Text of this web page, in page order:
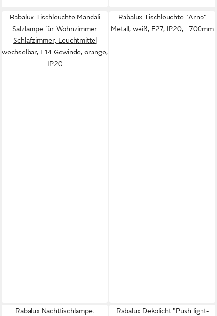
Rabalux Tischleuchte Mandali
Salzlampe für Wohnzimmer
Schlafzimmer, Leuchtmittel
wechselbar, E14 Gewinde, orange,
IP20
Rabalux Tischleuchte "Arno"
Metall, weiß, E27, IP20, L700mm
Rabalux Nachttischlampe,
Rabalux Dekolicht "Push light-